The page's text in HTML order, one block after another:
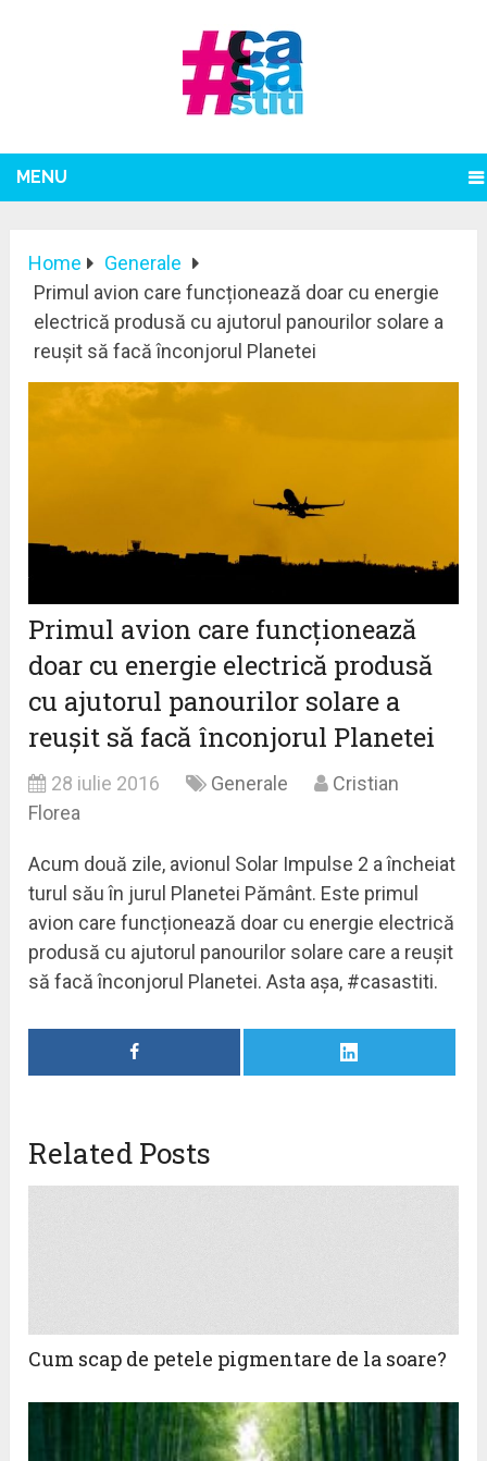
MENU
Home
Generale
Primul avion care funcționează doar cu energie
electrică produsă cu ajutorul panourilor solare a
reușit să facă înconjorul Planetei
Primul avion care funcționează
doar cu energie electrică produsă
cu ajutorul panourilor solare a
reușit să facă înconjorul Planetei
28 iulie 2016 Generale
Cristian
Florea
Acum două zile, avionul Solar Impulse 2 a încheiat
turul său în jurul Planetei Pământ. Este primul
avion care funcționează doar cu energie electrică
produsă cu ajutorul panourilor solare care a reușit
să facă înconjorul Planetei. Asta așa, #casastiti.
Related Posts
Cum scap de petele pigmentare de la soare?